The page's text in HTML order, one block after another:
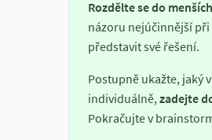
Rozdělte se do
názoru nejúčinnější
představit své řešení.
Postupně ukažte, jaký
individuálně,zadejte
Pokračujte v